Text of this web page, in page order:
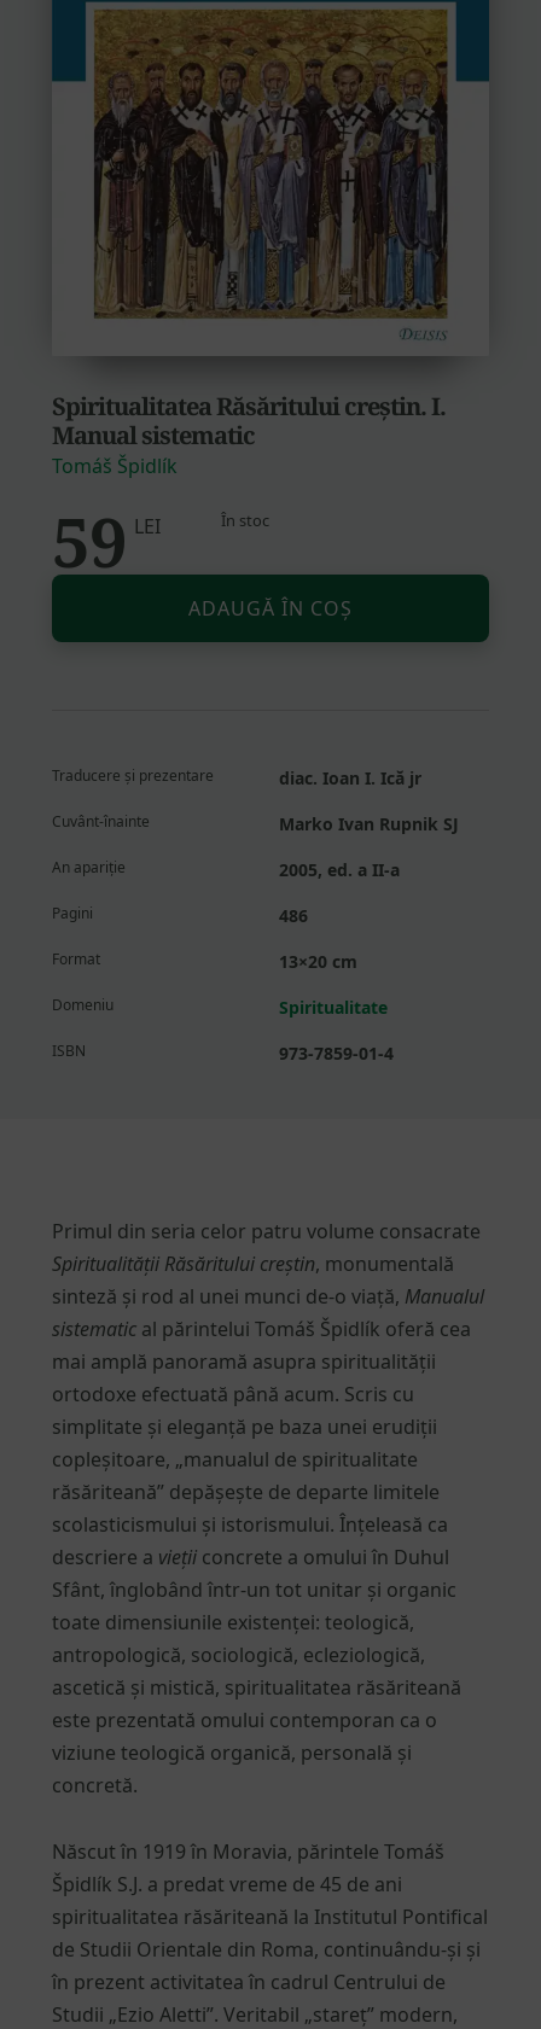
Spiritualitatea Răsăritului creștin. I.
Manual sistematic
Tomáš Špidlík
59 LEI În stoc
Cantitate
Răsăritului
ADAUGĂ ÎN COȘ
Traducere și prezentare diac. Ioan I. Ică jr
Cuvânt-înainte Marko Ivan Rupnik SJ
An apariție 2005, ed. a II-a
Pagini 486
Format 13×20 cm
Domeniu Spiritualitate
ISBN 973-7859-01-4
Primul din seria celor patru volume consacrate
Spiritualității Răsăritului creștin, monumentală
sinteză și rod al unei munci de-o viață, Manualul
sistematical părintelui Tomáš Špidlík oferă cea
mai amplă panoramă asupra spiritualității
ortodoxe efectuată până acum. Scris cu
simplitate și eleganță pe baza unei erudiții
copleșitoare, „manualul de spiritualitate
răsăriteană” depășește de departe limitele
scolasticismului și istorismului. Înțeleasă ca
descriere a viețiiconcrete a omului în Duhul
Sfânt, înglobând într-un tot unitar și organic
toate dimensiunile existenței: teologică,
antropologică, sociologică, ecleziologică,
ascetică și mistică, spiritualitatea răsăriteană
este prezentată omului contemporan ca o
viziune teologică organică, personală și
concretă.
Născut în 1919 în Moravia, părintele Tomáš
Špidlík S.J. a predat vreme de 45 de ani
spiritualitatea răsăriteană la Institutul Pontifical
de Studii Orientale din Roma, continuându-și și
în prezent activitatea în cadrul Centrului de
Studii „Ezio Aletti”. Veritabil „stareț” modern,